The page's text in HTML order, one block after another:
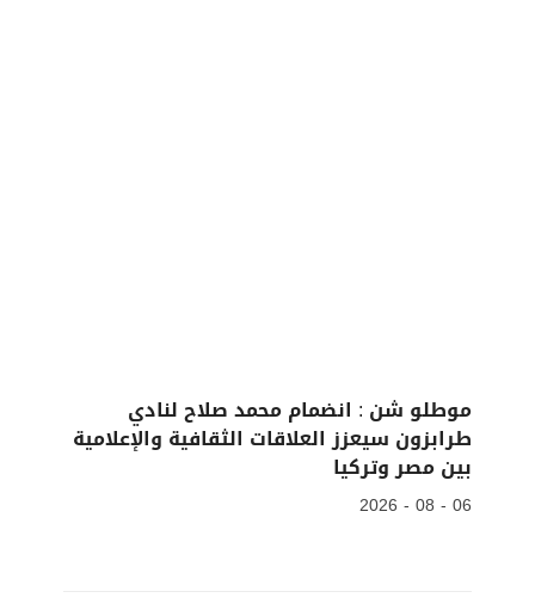
موطلو شن : انضمام محمد صلاح لنادي
طرابزون سيعزز العلاقات الثقافية والإعلامية
بين مصر وتركيا
06 - 08 - 2026